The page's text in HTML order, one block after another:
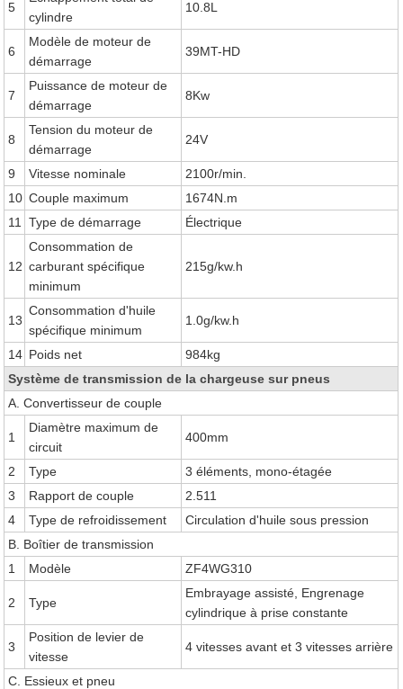
5
cylindre
10.8L
6
Modèle de moteur de
démarrage
39MT-HD
7
Puissance de moteur de
démarrage
8Kw
8
Tension du moteur de
démarrage
24V
9 Vitesse nominale
2100r/min.
10 Couple maximum
1674N.m
11
Type de démarrage Électrique
12
Consommation de
carburant spécifique
minimum
215g/kw.h
13
Consommation d'huile
spécifique minimum
1.0g/kw.h
14 Poids net
984kg
Système de transmission de la chargeuse sur pneus
A. Convertisseur de couple
1
Diamètre maximum de
circuit
400mm
2 Type
3 éléments, mono-étagée
3
Rapport de couple
2.511
4
Type de refroidissement
Circulation d'huile sous pression
B. Boîtier de transmission
1
Modèle ZF4WG310
2 Type
Embrayage assisté, Engrenage
cylindrique à prise constante
3
Position de levier de
vitesse
4 vitesses avant et 3 vitesses arrière
C. Essieux et pneu